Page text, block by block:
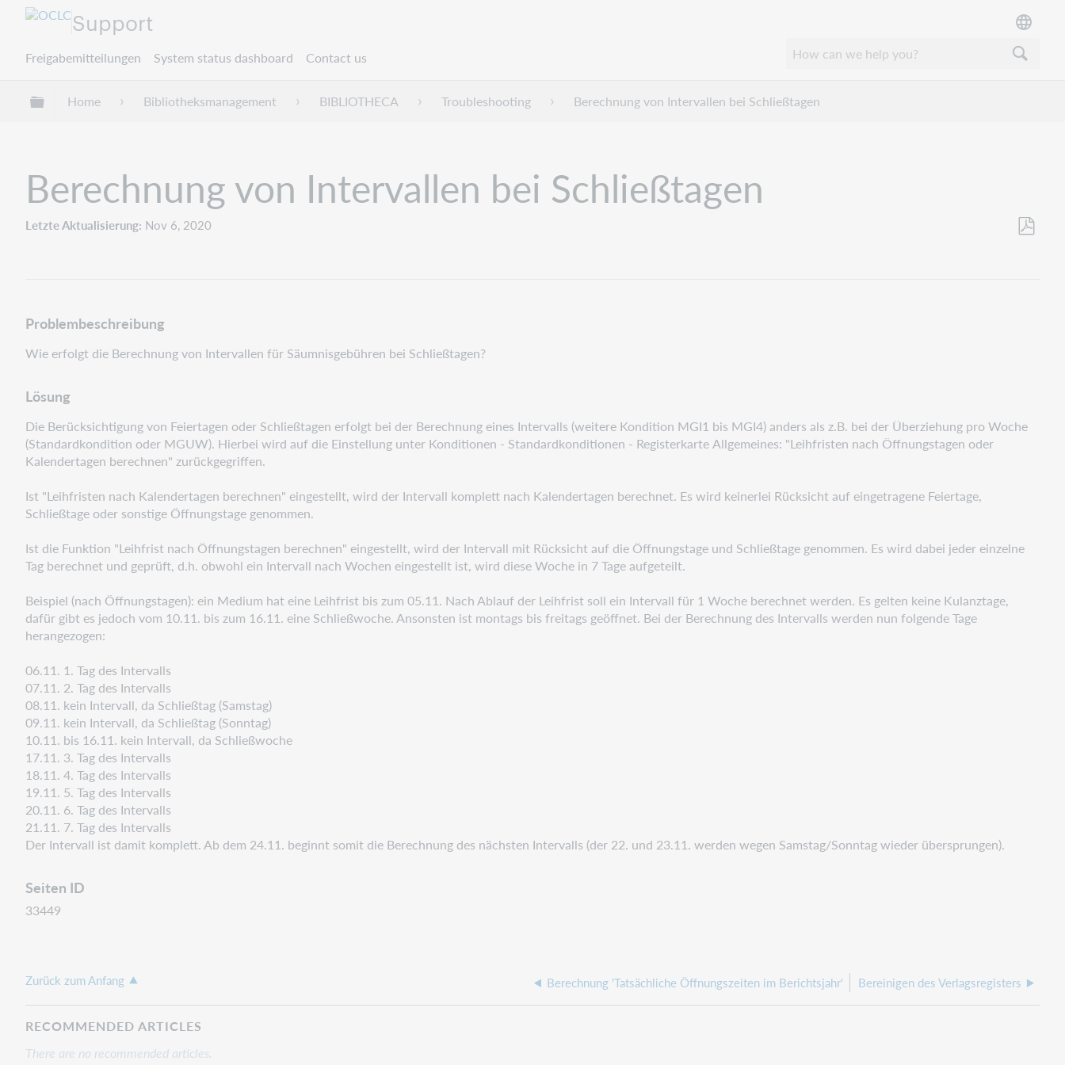
Support
Freigabemitteilungen System status dashboard Contact us
Globale Hierarchie expandieren/verbergen
Home Bibliotheksmanagement BIBLIOTHECA Troubleshooting Berechnung von Intervallen bei Schließtagen
Berechnung von Intervallen bei Schließtagen
Letzte Aktualisierung Nov 6, 2020
Problembeschreibung
Wie erfolgt die Berechnung von Intervallen für Säumnisgebühren bei Schließtagen?
Lösung
Die Berücksichtigung von Feiertagen oder Schließtagen erfolgt bei der Berechnung eines Intervalls (weitere Kondition MGI1 bis MGI4) anders als z.B. bei der Überziehung pro Woche
(Standardkondition oder MGUW). Hierbei wird auf die Einstellung unter Konditionen - Standardkonditionen - RegisterkarteAllgemeines: "Leihfristen nach Öffnungstagen oder
Kalendertagen berechnen" zurückgegriffen.
Ist "Leihfristen nach Kalendertagen berechnen" eingestellt, wird der Intervall komplett nach Kalendertagen berechnet. Es wird keinerlei Rücksicht auf eingetragene Feiertage,
Schließtage oder sonstige Öffnungstage genommen.
Ist die Funktion "Leihfrist nach Öffnungstagen berechnen" eingestellt, wird der Intervall mit Rücksicht auf die Öffnungstage und Schließtage genommen. Es wird dabei jeder einzelne
Tag berechnet und geprüft, d.h. obwohl ein Intervall nach Wochen eingestellt ist, wird diese Woche in 7 Tage aufgeteilt.
Beispiel (nach Öffnungstagen): ein Medium hat eine Leihfrist bis zum 05.11. Nach Ablauf der Leihfrist soll ein Intervall für 1 Woche berechnet werden. Es gelten keine Kulanztage,
dafür gibt es jedoch vom 10.11. bis zum 16.11. eine Schließwoche. Ansonsten ist montags bis freitags geöffnet. Bei der Berechnung des Intervalls werden nun folgende Tage
herangezogen:
06.11. 1. Tag des Intervalls
07.11. 2. Tag des Intervalls
08.11. kein Intervall, da Schließtag (Samstag)
09.11. kein Intervall, da Schließtag (Sonntag)
10.11. bis 16.11. kein Intervall, da Schließwoche
17.11. 3. Tag des Intervalls
18.11. 4. Tag des Intervalls
19.11. 5. Tag des Intervalls
20.11. 6. Tag des Intervalls
21.11. 7. Tag des Intervalls
Der Intervall ist damit komplett. Ab dem 24.11. beginnt somit die Berechnung des nächsten Intervalls (der 22. und 23.11. werden wegen Samstag/Sonntag wieder übersprungen).
Seiten ID
33449
Zurück zum Anfang Berechnung 'Tatsächliche Öffnungszeiten im Berichtsjahr' Bereinigen des Verlagsregisters
RECOMMENDED ARTICLES
There are no recommended articles.